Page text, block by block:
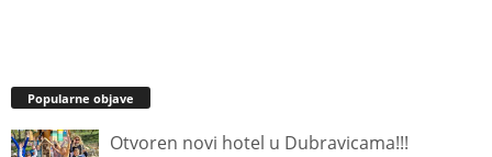
Popularne objave
Otvoren novi hotel u Dubravicama!!!